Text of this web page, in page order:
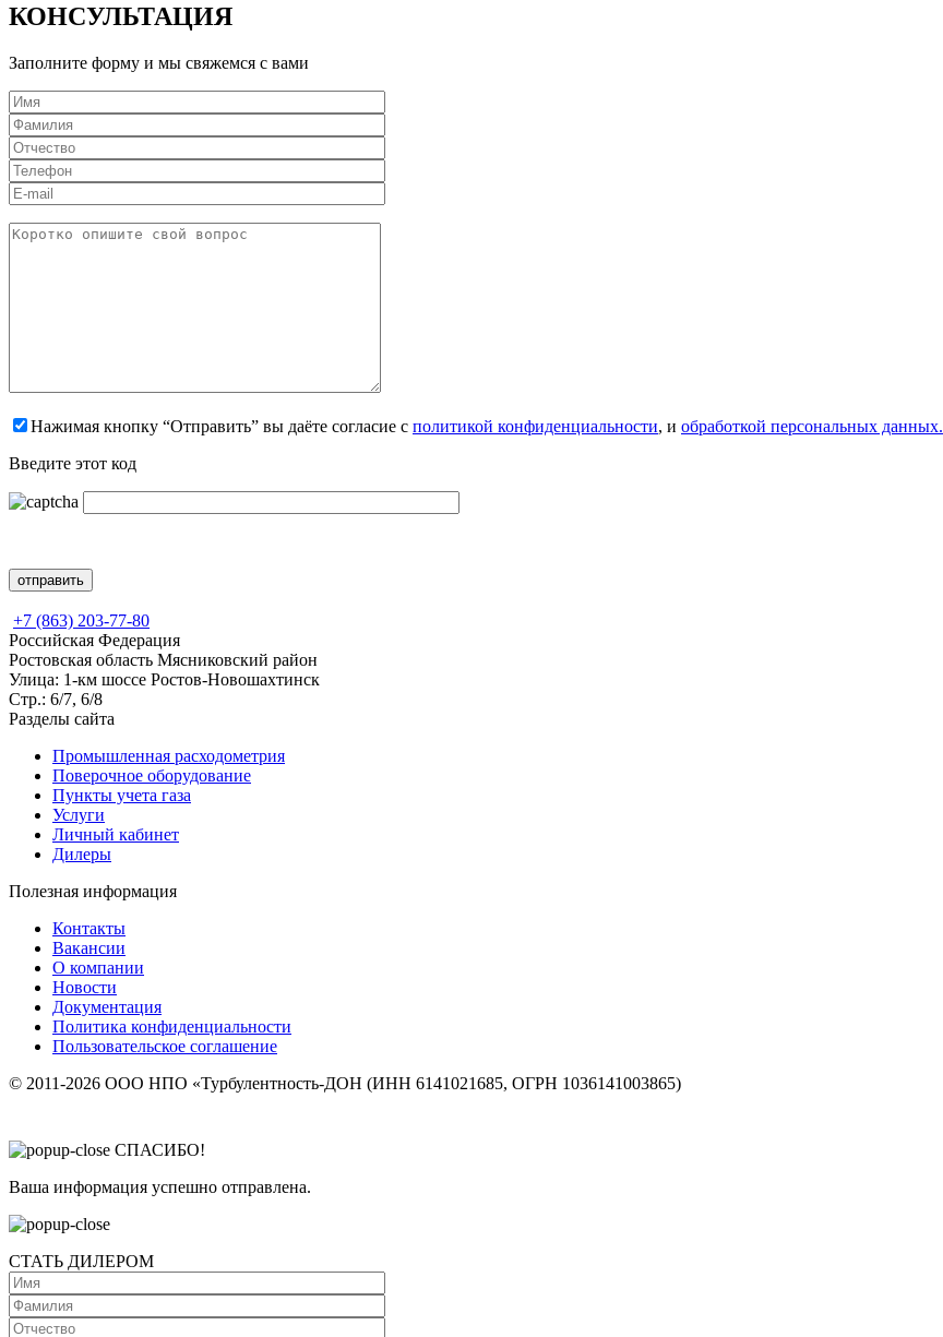
КОНСУЛЬТАЦИЯ
Заполните форму и мы свяжемся с вами
Нажимая кнопку “Отправить” вы даёте согласие с политикой конфиденциальности, и обработкой персональных данных.
Введите этот код
+7 (863) 203-77-80
Российская Федерация
Ростовская область Мясниковский район
Улица: 1-км шоссе Ростов-Новошахтинск
Стр.: 6/7, 6/8
Разделы сайта
Промышленная расходометрия
Поверочное оборудование
Пункты учета газа
Услуги
Личный кабинет
Дилеры
Полезная информация
Контакты
Вакансии
О компании
Новости
Документация
Политика конфиденциальности
Пользовательское соглашение
© 2011-2026 ООО НПО «Турбулентность-ДОН (ИНН 6141021685, ОГРН 1036141003865)
СПАСИБО!
Ваша информация успешно отправлена.
СТАТЬ ДИЛЕРОМ